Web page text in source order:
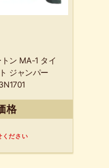
ン MA-1 タイ
ジャンパー
格
ください